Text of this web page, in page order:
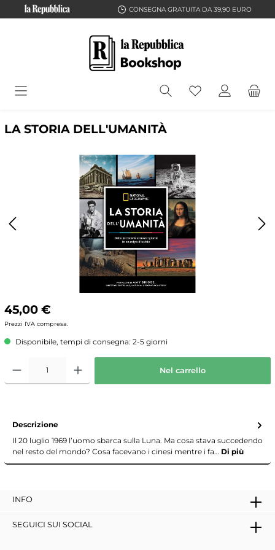
CONSEGNA GRATUITA DA 39,90 EURO
LA STORIA DELL'UMANITÀ
45,00 €
Prezzi IVA compresa.
Disponibile, tempi di consegna: 2-5 giorni
Nel carrello
Descrizione
Il 20 luglio 1969 l’uomo sbarca sulla Luna. Ma cosa stava succedendo
nel resto del mondo? Cosa facevano i cinesi mentre i fa… Di più
INFO
SEGUICI SUI SOCIAL